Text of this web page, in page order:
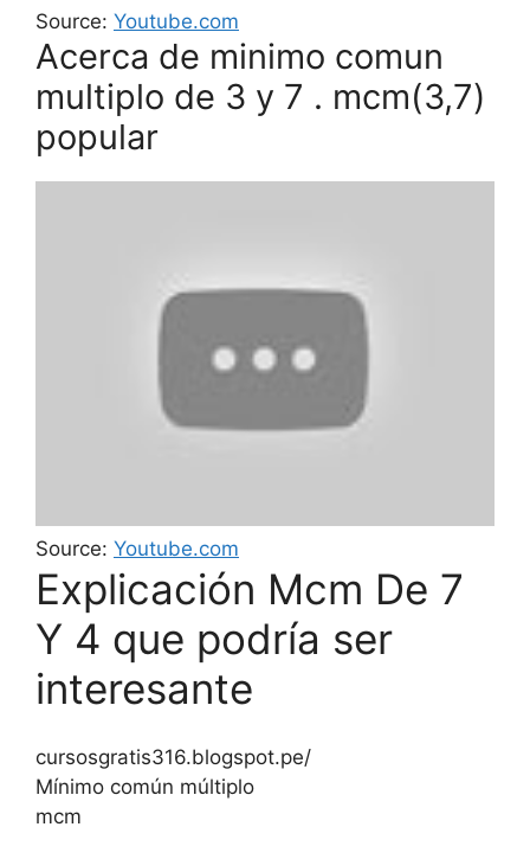
Source: Youtube.com
Acerca de minimo comun
multiplo de 3 y 7 . mcm(3,7)
popular
Source: Youtube.com
Explicación Mcm De 7
Y 4 que podría ser
interesante
cursosgratis316.blogspot.pe/
Mínimo común múltiplo
mcm